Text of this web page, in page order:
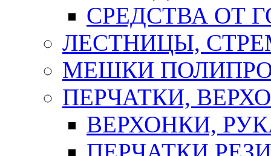
СРЕДСТВА ОТ
ЛЕСТНИЦЫ,
МЕШКИ
ПЕРЧАТКИ,
ВЕРХОНКИ,